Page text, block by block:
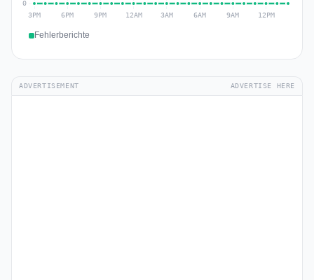
Fehlerberichte
ADVERTISEMENT ADVERTISE HERE